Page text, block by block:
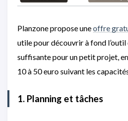
Planzone propose uneoffre
utile pour découvrir à fond
suffisante pour un petit projet,
10 à 50 euro suivant les
1. Planning et tâches